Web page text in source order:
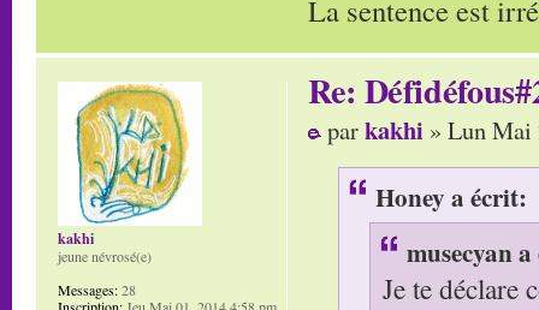
La sentence est
Re:
parkakhi » Lun Mai
Honey a écrit:
musecyan
Je te déclare
kakhi
jeune névrosé(e)
Messages:28